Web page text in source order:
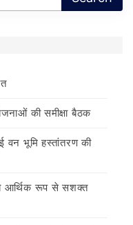
की समीक्षा बैठक
वन भूमि हस्तांतरण की
आर्थिक रूप से सशक्त